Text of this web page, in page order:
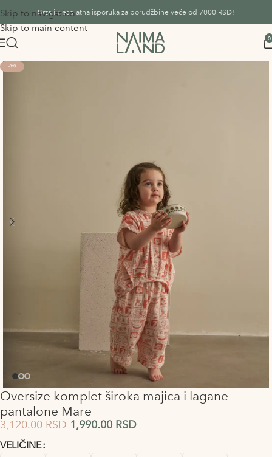
Skip to navigation
Skip to main content
Brza i besplatna isporuka za porudžbine veće od 7000 RSD!
0
-36%
Oversize komplet široka majica i lagane
pantalone Mare
3,120.00RSD 1,990.00 RSD
VELIČINE
Alternative: